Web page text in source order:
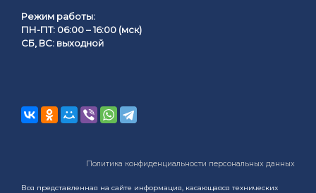
Режим работы:
ПН-ПТ: 06:00 – 16:00 (мск)
СБ, ВС: выходной
Политика конфиденциальности персональных данных
Вся представленная на сайте информация, касающаяся технических